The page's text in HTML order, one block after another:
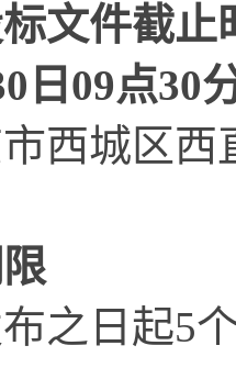
文件截
日 09点30
西城区西
之日起5